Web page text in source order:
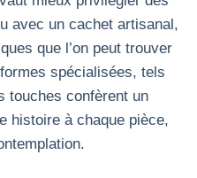
avec un cachet artisanal,
que l’on peut trouver
spécialisées, tels
touches confèrent un
histoire à chaque pièce,